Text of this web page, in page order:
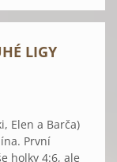
LIGY
Elen a Barča)
První
holky 4:6, ale